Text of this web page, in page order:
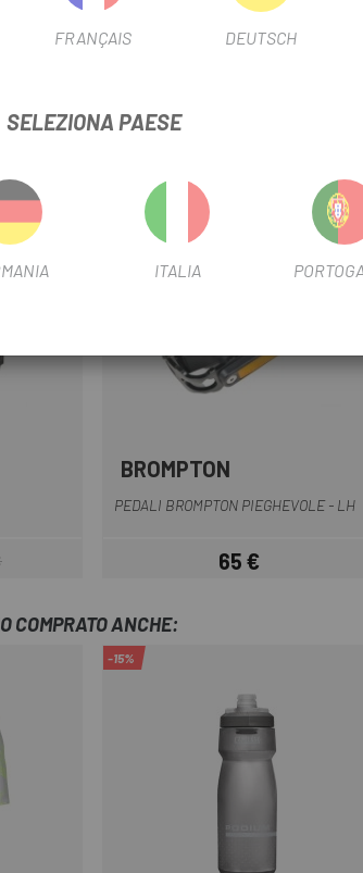
BROMPTON
PEDALI BROMPTON PIEGHEVOLE - LH
Prezzo
65 €
COMPRATO ANCHE:
-15%
FRANÇAIS DEUTSCH
SELEZIONA PAESE
ITALIA